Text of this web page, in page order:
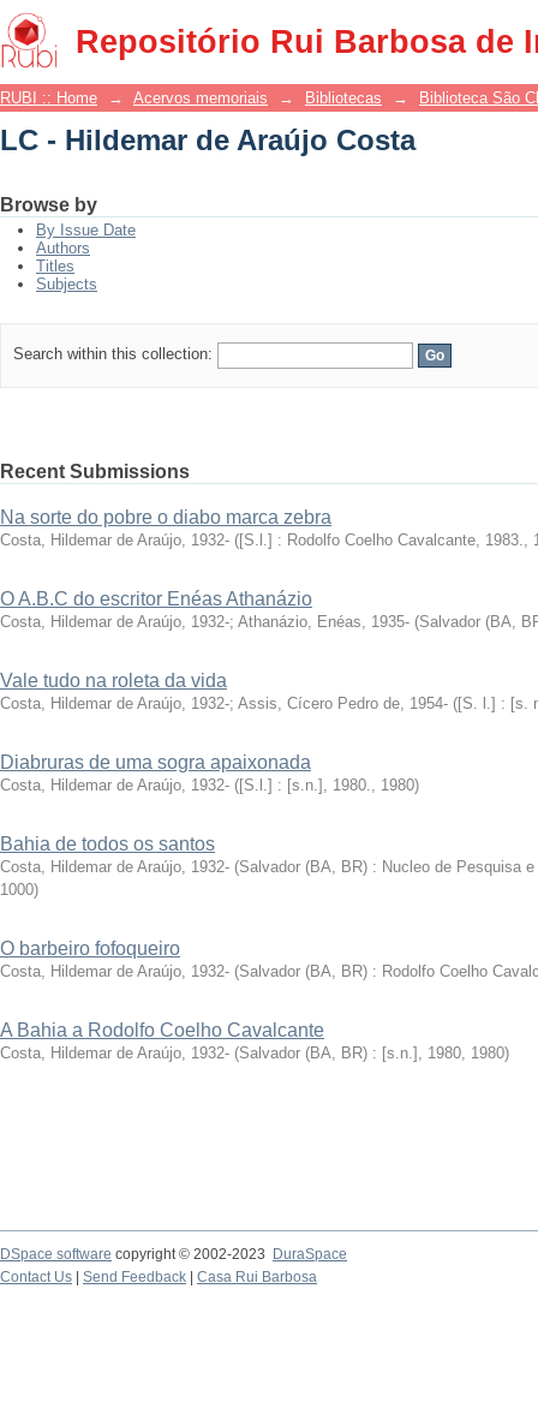
Repositório Rui Barbosa de
LC - Hildemar de Araújo Costa
RUBI :: Home → Acervos memoriais → Bibliotecas → Biblioteca São
LC - Hildemar de Araújo Costa
Browse by
By Issue Date
Authors
Titles
Subjects
Search within this collection:
Recent Submissions
Na sorte do pobre o diabo marca zebra
Costa, Hildemar de Araújo, 1932- ([S.l.] : Rodolfo Coelho Cavalcante, 1983.,
O A.B.C do escritor Enéas Athanázio
Costa, Hildemar de Araújo, 1932-; Athanázio, Enéas, 1935- (Salvador (BA,
Vale tudo na roleta da vida
Costa, Hildemar de Araújo, 1932-; Assis, Cícero Pedro de, 1954- ([S. l.] : [s.
Diabruras de uma sogra apaixonada
Costa, Hildemar de Araújo, 1932- ([S.l.] : [s.n.], 1980., 1980)
Bahia de todos os santos
Costa, Hildemar de Araújo, 1932- (Salvador (BA, BR) : Nucleo de Pesquisa
1000)
O barbeiro fofoqueiro
Costa, Hildemar de Araújo, 1932- (Salvador (BA, BR) : Rodolfo Coelho
A Bahia a Rodolfo Coelho Cavalcante
Costa, Hildemar de Araújo, 1932- (Salvador (BA, BR) : [s.n.], 1980, 1980)
DSpace software copyright © 2002-2023
DuraSpace
Contact Us
Send Feedback Casa Rui Barbosa